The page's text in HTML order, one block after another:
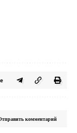
комментарий